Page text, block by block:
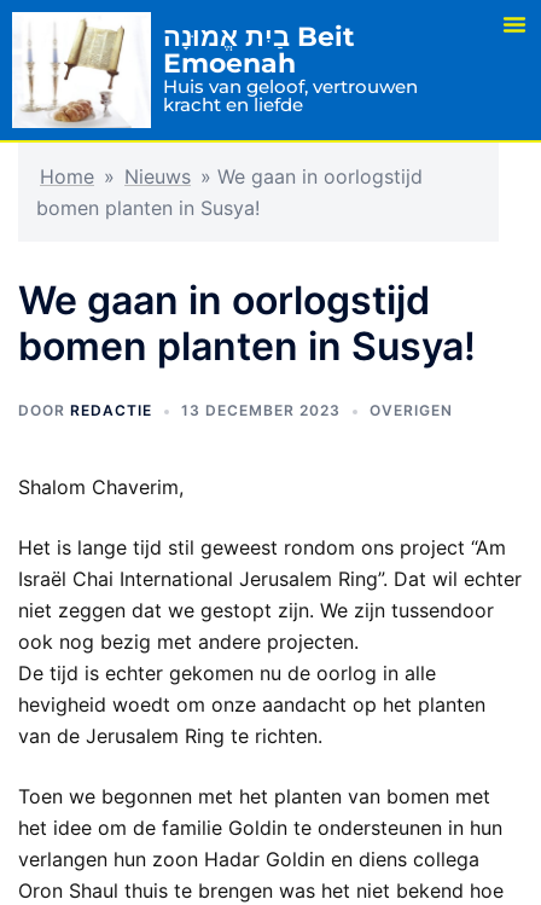
בַיִת אֱמוּנָה Beit
Emoenah
Huis van geloof, vertrouwen
kracht en liefde
Home » Nieuws » We gaan in oorlogstijd
bomen planten in Susya!
We gaan in oorlogstijd
bomen planten in Susya!
DOOR REDACTIE 13 DECEMBER 2023 OVERIGEN
Shalom Chaverim,
Het is lange tijd stil geweest rondom ons project “Am
Israël Chai International Jerusalem Ring”. Dat wil echter
niet zeggen dat we gestopt zijn. We zijn tussendoor
ook nog bezig met andere projecten.
De tijd is echter gekomen nu de oorlog in alle
hevigheid woedt om onze aandacht op het planten
van de Jerusalem Ring te richten.
Toen we begonnen met het planten van bomen met
het idee om de familie Goldin te ondersteunen in hun
verlangen hun zoon Hadar Goldin en diens collega
Oron Shaul thuis te brengen was het niet bekend hoe